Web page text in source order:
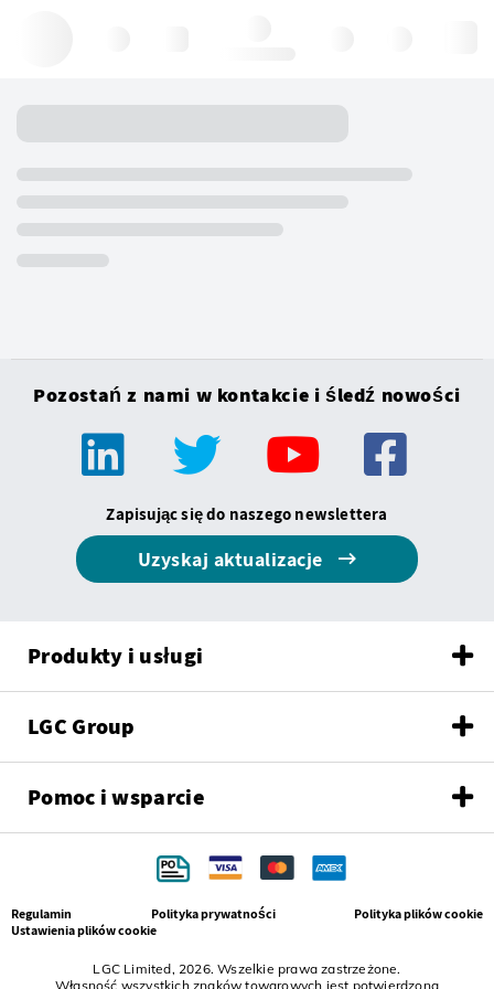
Pozostań z nami w kontakcie i śledź nowości
Zapisując się do naszego newslettera
Uzyskaj aktualizacje
Produkty i usługi
LGC Group
Pomoc i wsparcie
LGC Limited, 2026. Wszelkie prawa zastrzeżone.
Własność wszystkich znaków towarowych jest potwierdzona
Regulamin Polityka prywatności
Polityka plików cookie
Ustawienia plików cookie